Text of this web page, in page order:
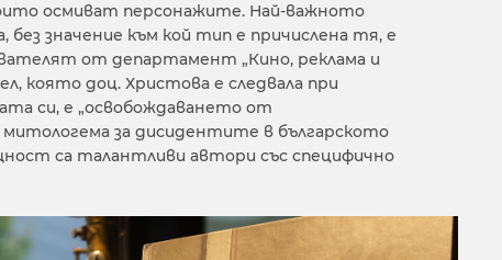
осмиват персонажите. Най-важното
значение към кой тип е причислена тя, е
от департамент „Кино, реклама и
която доц. Христова е следвала при
си, е „освобождаването от
за дисидентите в българското
са талантливи автори със специфично